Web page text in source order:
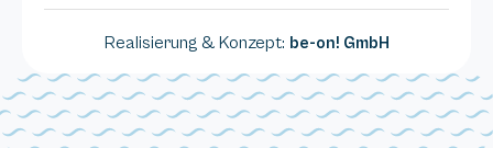
Realisierung & Konzept: be-on! GmbH